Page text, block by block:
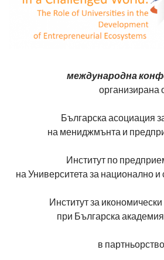
международна
организирана
Българска асоциация
на мениджмънта и
Институт по
на Университета за национално и
Институт за
при Българска
в